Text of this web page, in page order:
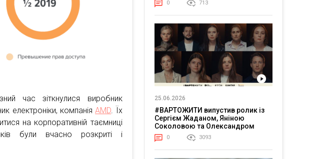
час зіткнулися виробник
електроніки, компаніяAMD. Їх
на корпоративній таємниці
були вчасно розкриті і
0 713
25.06.2026
#ВАРТОЖИТИ випустив ролик із
Сергієм Жаданом, Яніною
Соколовою та Олександром
Тереном про життя в постійній
напрузі
0 3093